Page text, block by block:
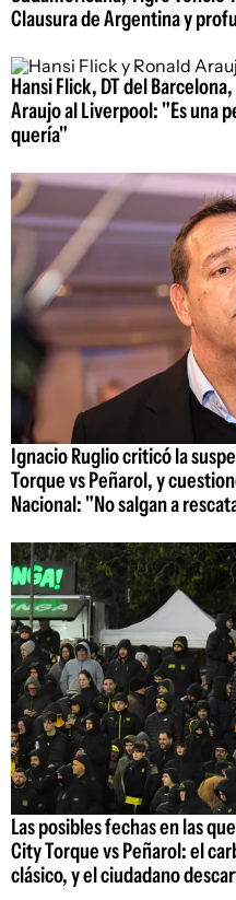
Clausura de Argentina y
Hansi Flick, DT del
Araujo al Liverpool: "Es una
quería"
Ignacio Ruglio criticó la
Torque vs Peñarol, y
Nacional: "No salgan a
Las posibles fechas en las
City Torque vs Peñarol: el
clásico, y el ciudadano